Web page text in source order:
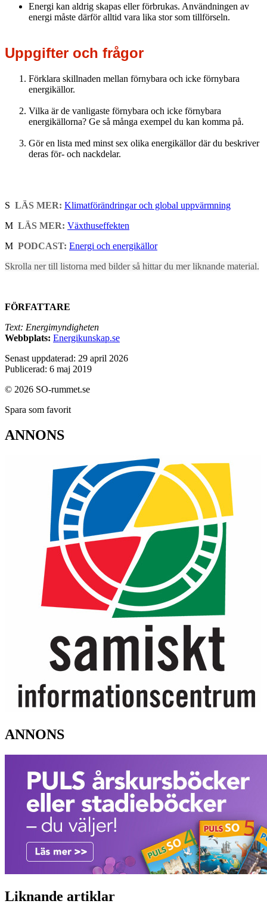
Energi kan aldrig skapas eller förbrukas. Användningen av
energi måste därför alltid vara lika stor som tillförseln.
Uppgifter och frågor
Förklara skillnaden mellan förnybara och icke förnybara
energikällor.
Vilka är de vanligaste förnybara och icke förnybara
energikällorna? Ge så många exempel du kan komma på.
Gör en lista med minst sex olika energikällor där du beskriver
deras för- och nackdelar.
S LÄS MER: Klimatförändringar och global uppvärmning
M LÄS MER: Växthuseffekten
M PODCAST: Energi och energikällor
Skrolla ner till listorna med bilder så hittar du mer liknande material.
FÖRFATTARE
Text: Energimyndigheten
Webbplats: Energikunskap.se
Senast uppdaterad: 29 april 2026
Publicerad: 6 maj 2019
© 2026 SO-rummet.se
Spara som favorit
ANNONS
ANNONS
Liknande artiklar